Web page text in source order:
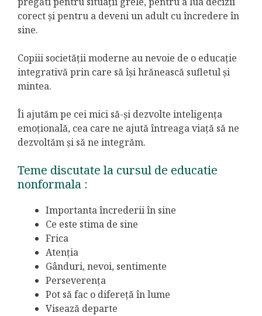
corect și pentru a deveni un adult cu încredere în
sine.
Copiii societății moderne au nevoie de o educație
integrativă prin care să își hrănească sufletul și
mintea.
Îi ajutăm pe cei mici să-și dezvolte inteligența
emoțională, cea care ne ajută întreaga viață să ne
dezvoltăm și să ne integrăm.
Teme discutate la cursul de educatie
nonformala :
Importanta încrederii în sine
Ce este stima de sine
Frica
Atenția
Gânduri, nevoi, sentimente
Perseverența
Pot să fac o difereță în lume
Visează departe